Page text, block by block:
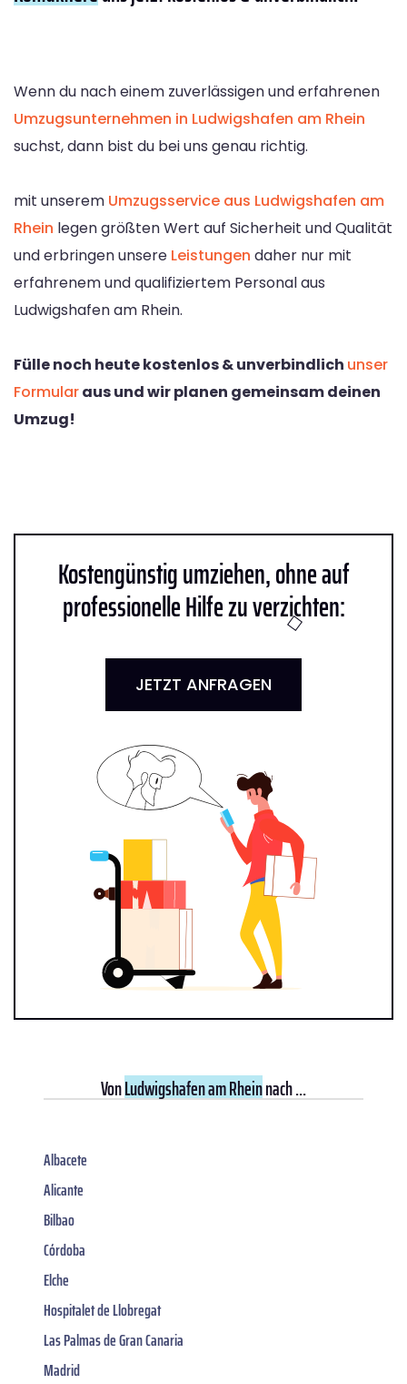
Wenn du nach einem zuverlässigen und erfahrenen
Umzugsunternehmen in Ludwigshafen am Rhein
suchst, dann bist du bei uns genau richtig.
mit unserem Umzugsservice aus Ludwigshafen am
Rhein legen größten Wert auf Sicherheit und Qualität
und erbringen unsere Leistungen daher nur mit
erfahrenem und qualifiziertem Personal aus
Ludwigshafen am Rhein.
Fülle noch heute kostenlos & unverbindlich unser
Formularaus und wir planen gemeinsam deinen
Umzug!
Kostengünstig umziehen, ohne auf
professionelle Hilfe zu verzichten:
JETZT ANFRAGEN
VonLudwigshafen am Rheinnach ...
Albacete
Alicante
Bilbao
Córdoba
Elche
Hospitalet de Llobregat
Las Palmas de Gran Canaria
Madrid